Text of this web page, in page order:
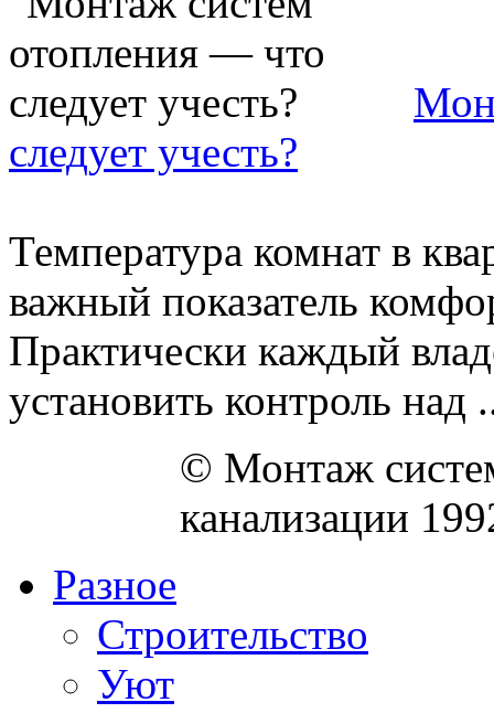
следует учесть?
Температура комнат в
важный показатель
Практически каждый
установить контроль над
© Монтаж
канализации
Разное
Строительство
Уют